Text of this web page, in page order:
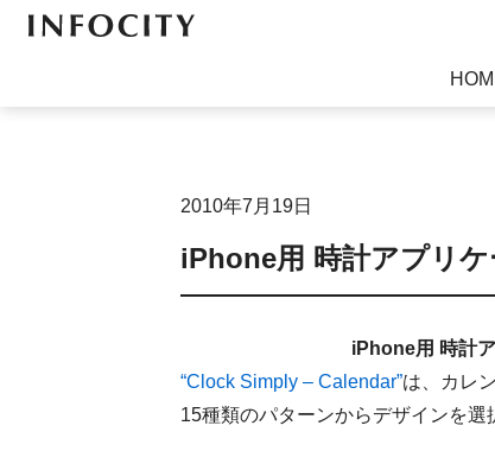
2010年7月19日
iPhone用 時計アプリ
iPhone用 時計
“Clock Simply – Calendar”は、カレ
15種類のパターンからデザインを選